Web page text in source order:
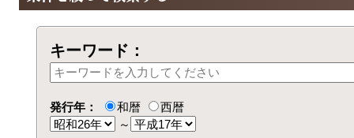
キーワード：
発行年： 和暦
西暦
～